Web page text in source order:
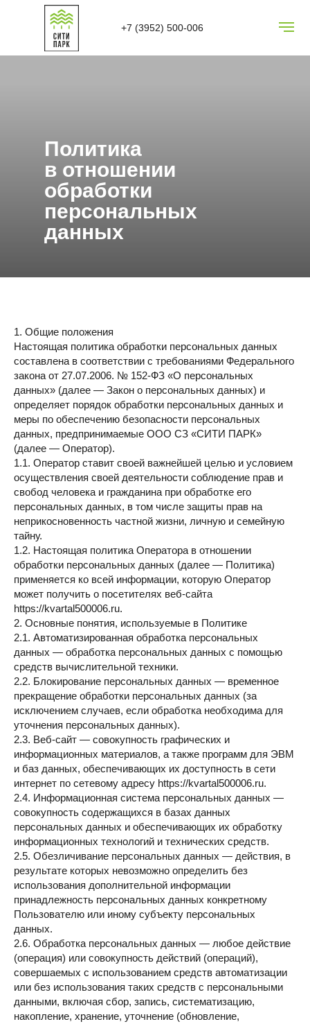
+7 (3952) 500-006
Политика
в отношении
обработки
персональных
данных
1. Общие положения
Настоящая политика обработки персональных данных
составлена в соответствии с требованиями Федерального
закона от 27.07.2006. № 152-ФЗ «О персональных
данных» (далее — Закон о персональных данных) и
определяет порядок обработки персональных данных и
меры по обеспечению безопасности персональных
данных, предпринимаемые ООО СЗ «СИТИ ПАРК»
(далее — Оператор).
1.1. Оператор ставит своей важнейшей целью и условием
осуществления своей деятельности соблюдение прав и
свобод человека и гражданина при обработке его
персональных данных, в том числе защиты прав на
неприкосновенность частной жизни, личную и семейную
тайну.
1.2. Настоящая политика Оператора в отношении
обработки персональных данных (далее — Политика)
применяется ко всей информации, которую Оператор
может получить о посетителях веб-сайта
https://kvartal500006.ru.
2. Основные понятия, используемые в Политике
2.1. Автоматизированная обработка персональных
данных — обработка персональных данных с помощью
средств вычислительной техники.
2.2. Блокирование персональных данных — временное
прекращение обработки персональных данных (за
исключением случаев, если обработка необходима для
уточнения персональных данных).
2.3. Веб-сайт — совокупность графических и
информационных материалов, а также программ для ЭВМ
и баз данных, обеспечивающих их доступность в сети
интернет по сетевому адресу https://kvartal500006.ru.
2.4. Информационная система персональных данных —
совокупность содержащихся в базах данных
персональных данных и обеспечивающих их обработку
информационных технологий и технических средств.
2.5. Обезличивание персональных данных — действия, в
результате которых невозможно определить без
использования дополнительной информации
принадлежность персональных данных конкретному
Пользователю или иному субъекту персональных
данных.
2.6. Обработка персональных данных — любое действие
(операция) или совокупность действий (операций),
совершаемых с использованием средств автоматизации
или без использования таких средств с персональными
данными, включая сбор, запись, систематизацию,
накопление, хранение, уточнение (обновление,